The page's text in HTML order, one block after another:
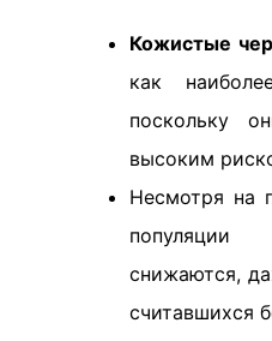
Кожистые
как
поскольку
высоким
Несмотря на
снижаются,
считавшихся